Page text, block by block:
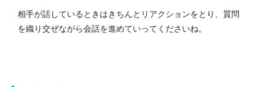
相手が話しているときはきちんとリアクションをとり、質問
を織り交ぜながら会話を進めていってくださいね。